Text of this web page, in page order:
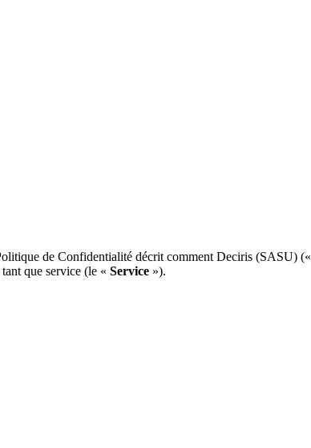
de Confidentialité décrit comment Deciris (SASU) («
que service (le « Service »).